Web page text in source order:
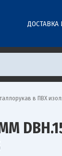
ДОСТАВКА
в ПВХ